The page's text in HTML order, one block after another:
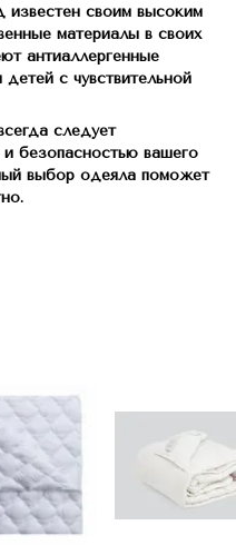
известен своим высоким
материалы в своих
антиаллергенные
с чувствительной
следует
безопасностью вашего
выбор одеяла поможет